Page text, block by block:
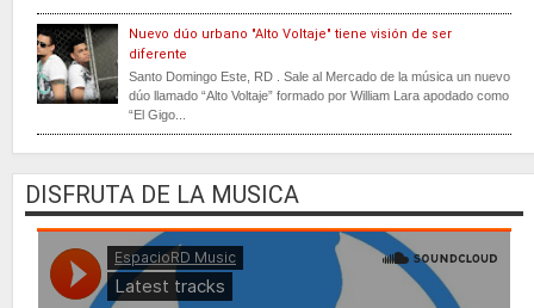
Nuevo dúo urbano "Alto Voltaje" tiene visión de ser
diferente
Santo Domingo Este, RD . Sale al Mercado de la música un nuevo
dúo llamado “Alto Voltaje” formado por William Lara apodado como
“El Gigo...
DISFRUTA DE LA MUSICA